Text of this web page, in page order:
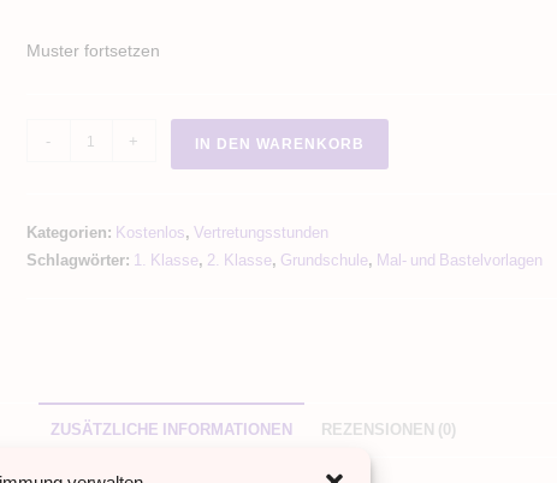
Muster fortsetzen
- + IN DEN WARENKORB
Kategorien: Kostenlos, Vertretungsstunden
Schlagwörter: 1. Klasse, 2. Klasse, Grundschule, Mal- und Bastelvorlagen
ZUSÄTZLICHE INFORMATIONEN REZENSIONEN (0)